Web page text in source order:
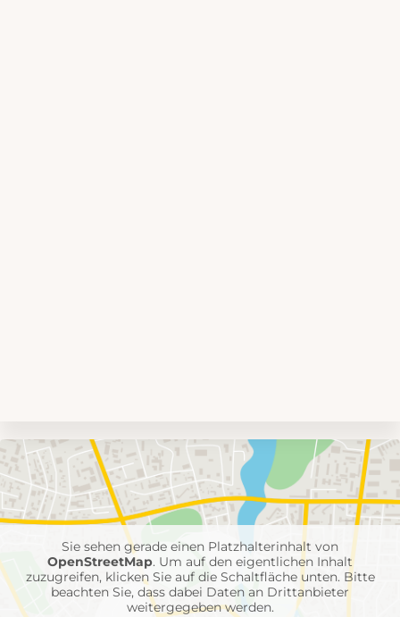
Umgebungskarte
mit
Feuerwehr-
Einheiten
Sie sehen gerade einen Platzhalterinhalt von
OpenStreetMap. Um auf den eigentlichen Inhalt
zuzugreifen, klicken Sie auf die Schaltfläche unten. Bitte
beachten Sie, dass dabei Daten an Drittanbieter
weitergegeben werden.